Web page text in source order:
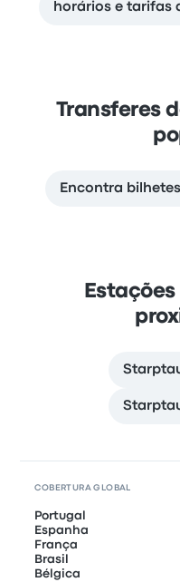
horários e tarifas
Transferes
Encontra
COBERTURA GLOBAL
Portugal
Espanha
França
Brasil
Bélgica